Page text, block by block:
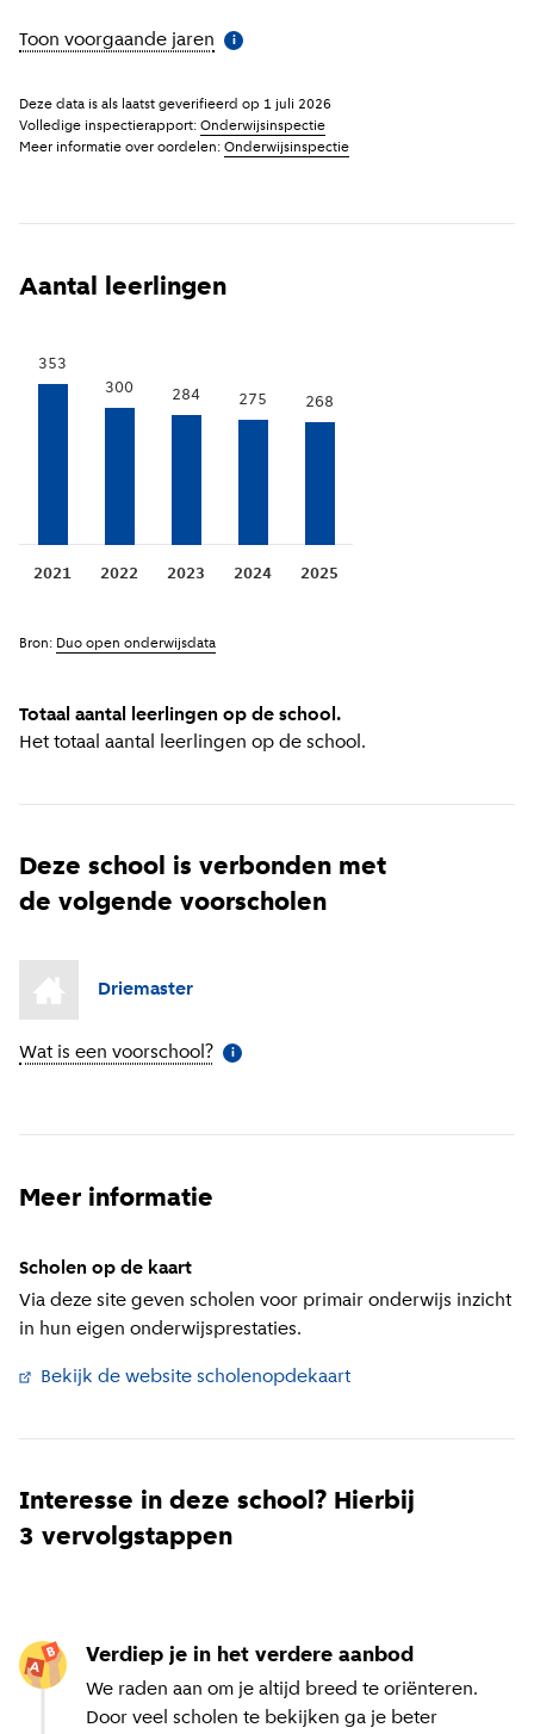
Toon voorgaande jaren Meer informatie
i
Deze data is als laatst geverifieerd op 1 juli 2026
Volledige inspectierapport: Onderwijsinspectie
Meer informatie over oordelen: Onderwijsinspectie
Aantal leerlingen
Totaal aantal leerlingen op de school.
Het totaal aantal leerlingen op de school.
2021
353
2022
300
2023
284
2024
275
2025
268
Bron: Duo open onderwijsdata
Deze school is verbonden met
de volgende voorscholen
Driemaster
Wat is een voorschool? Meer informatie
i
Meer informatie
Scholen op de kaart
Via deze site geven scholen voor primair onderwijs inzicht
in hun eigen onderwijsprestaties.
Bekijk de website scholenopdekaart
Interesse in deze school? Hierbij
3 vervolgstappen
Verdiep je in het verdere aanbod
We raden aan om je altijd breed te oriënteren.
Door veel scholen te bekijken ga je beter